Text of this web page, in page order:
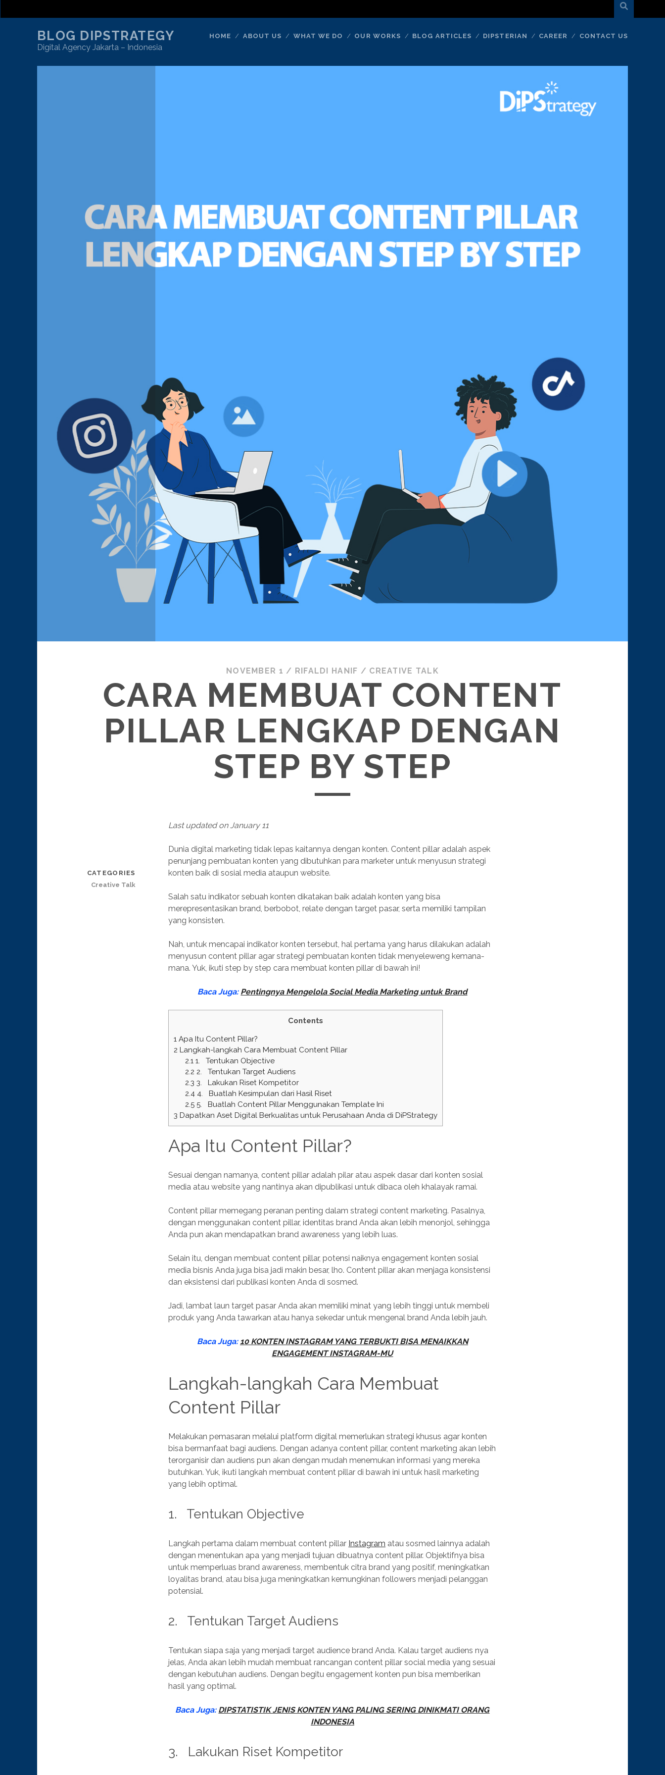
BLOG DIPSTRATEGY
Digital Agency Jakarta – Indonesia
HOME ABOUT US WHAT WE DO OUR WORKS BLOG ARTICLES DIPSTERIAN CAREER CONTACT US
NOVEMBER 1 / RIFALDI HANIF / CREATIVE TALK
CARA MEMBUAT CONTENT
PILLAR LENGKAP DENGAN
STEP BY STEP
Last updated on January 11
Dunia digital marketing tidak lepas kaitannya dengan konten. Content pillar adalah aspek
penunjang pembuatan konten yang dibutuhkan para marketer untuk menyusun strategi
konten baik di sosial media ataupun website.
Salah satu indikator sebuah konten dikatakan baik adalah konten yang bisa
merepresentasikan brand, berbobot, relate dengan target pasar, serta memiliki tampilan
yang konsisten.
Nah, untuk mencapai indikator konten tersebut, hal pertama yang harus dilakukan adalah
menyusun content pillar agar strategi pembuatan konten tidak menyeleweng kemana-
mana. Yuk, ikuti step by step cara membuat konten pillar di bawah ini!
Baca Juga: Pentingnya Mengelola Social Media Marketing untuk Brand
Contents
1 Apa Itu Content Pillar?
2 Langkah-langkah Cara Membuat Content Pillar
2.11. Tentukan Objective
2.2 2. Tentukan Target Audiens
2.3 3. Lakukan Riset Kompetitor
2.44. Buatlah Kesimpulan dari Hasil Riset
2.55. Buatlah Content Pillar Menggunakan Template Ini
3 Dapatkan Aset Digital Berkualitas untuk Perusahaan Anda di DiPStrategy
Apa Itu Content Pillar?
Sesuai dengan namanya, content pillar adalah pilar atau aspek dasar dari konten sosial
media atau website yang nantinya akan dipublikasi untuk dibaca oleh khalayak ramai.
Content pillar memegang peranan penting dalam strategi content marketing. Pasalnya,
dengan menggunakan content pillar, identitas brand Anda akan lebih menonjol, sehingga
Anda pun akan mendapatkan brand awareness yang lebih luas.
Selain itu, dengan membuat content pillar, potensi naiknya engagement konten sosial
media bisnis Anda juga bisa jadi makin besar, lho. Content pillar akan menjaga konsistensi
dan eksistensi dari publikasi konten Anda di sosmed.
Jadi, lambat laun target pasar Anda akan memiliki minat yang lebih tinggi untuk membeli
produk yang Anda tawarkan atau hanya sekedar untuk mengenal brand Anda lebih jauh.
Baca Juga: 10 KONTEN INSTAGRAM YANG TERBUKTI BISA MENAIKKAN
ENGAGEMENT INSTAGRAM-MU
Langkah-langkah Cara Membuat
Content Pillar
Melakukan pemasaran melalui platform digital memerlukan strategi khusus agar konten
bisa bermanfaat bagi audiens. Dengan adanya content pillar, content marketing akan lebih
terorganisir dan audiens pun akan dengan mudah menemukan informasi yang mereka
butuhkan. Yuk, ikuti langkah membuat content pillar di bawah ini untuk hasil marketing
yang lebih optimal.
1. Tentukan Objective
Langkah pertama dalam membuat content pillar Instagram atau sosmed lainnya adalah
dengan menentukan apa yang menjadi tujuan dibuatnya content pillar. Objektifnya bisa
untuk memperluas brand awareness, membentuk citra brand yang positif, meningkatkan
loyalitas brand, atau bisa juga meningkatkan kemungkinan followers menjadi pelanggan
potensial.
2. Tentukan Target Audiens
Tentukan siapa saja yang menjadi target audience brand Anda. Kalau target audiens nya
jelas, Anda akan lebih mudah membuat rancangan content pillar social media yang sesuai
dengan kebutuhan audiens. Dengan begitu engagement konten pun bisa memberikan
hasil yang optimal.
Baca Juga: DIPSTATISTIK JENIS KONTEN YANG PALING SERING DINIKMATI ORANG
INDONESIA
3. Lakukan Riset Kompetitor
CATEGORIES
Creative Talk